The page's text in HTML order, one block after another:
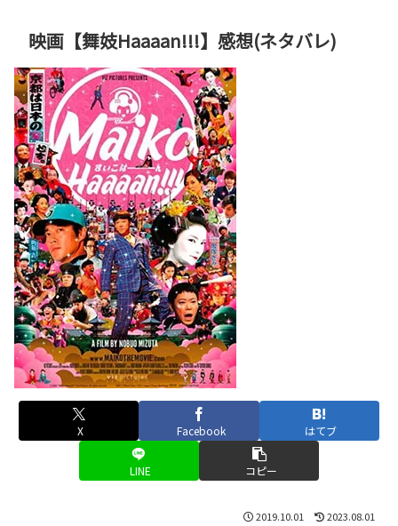
映画【舞妓Haaaan!!!】感想(ネタバレ)
X Facebook はてブ
LINE コピー
2019.10.01 2023.08.01